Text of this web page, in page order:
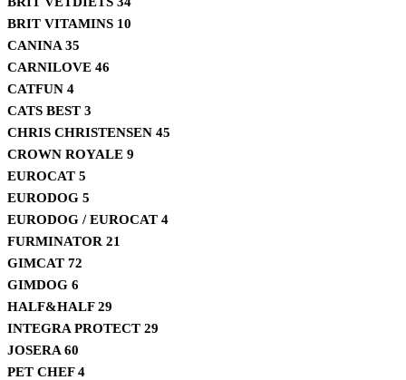
BRIT VITAMINS 10
CANINA 35
CARNILOVE 46
CATFUN 4
CATS BEST 3
CHRIS CHRISTENSEN 45
CROWN ROYALE 9
EUROCAT 5
EURODOG 5
EURODOG / EUROCAT 4
FURMINATOR 21
GIMCAT 72
GIMDOG 6
HALF&HALF29
INTEGRA PROTECT 29
JOSERA 60
PET CHEF4